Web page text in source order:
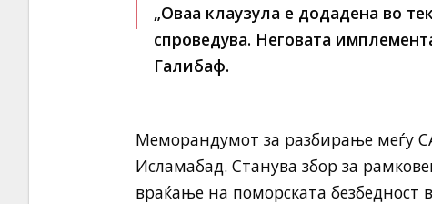
„Оваа клаузула е додадена во
спроведува. Неговата
Галибаф.
Меморандумот за разбирање меѓу
Исламабад. Станува збор за
враќање на поморската